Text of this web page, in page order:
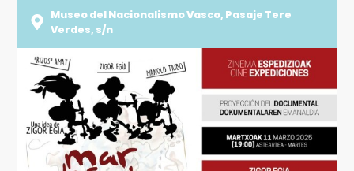
Museo del Nacionalismo Vasco, Pasaje Tere
Verdes, s/n